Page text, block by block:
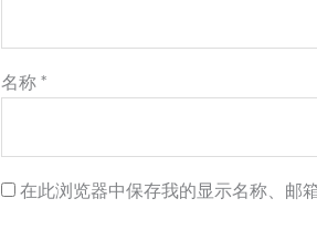
名称*
在此浏览器中保存我的显示名称、邮